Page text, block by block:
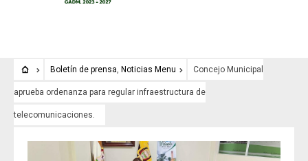
Boletín de prensa, Noticias Menu Concejo Municipal
aprueba ordenanza para regular infraestructura de
telecomunicaciones.